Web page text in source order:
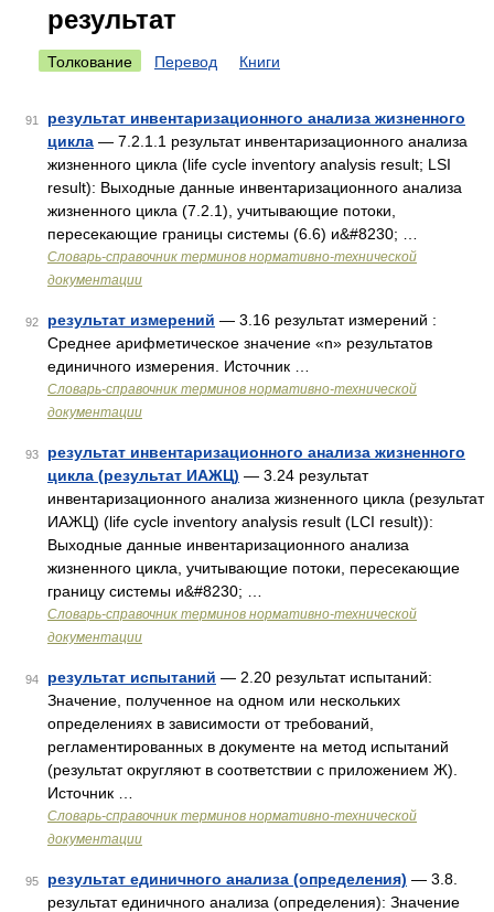
результат
Толкование Перевод Книги
91
результат инвентаризационного анализа жизненного
цикла — 7.2.1.1 результат инвентаризационного анализа
жизненного цикла (life cycle inventory analysis result; LSI
result): Выходные данные инвентаризационного анализа
жизненного цикла (7.2.1), учитывающие потоки,
пересекающие границы системы (6.6) и&#8230; …
Словарь-справочник терминов нормативно-технической
документации
92 результат измерений — 3.16 результат измерений :
Среднее арифметическое значение «n» результатов
единичного измерения. Источник …
Словарь-справочник терминов нормативно-технической
документации
93
результат инвентаризационного анализа жизненного
цикла (результат ИАЖЦ) — 3.24 результат
инвентаризационного анализа жизненного цикла (результат
ИАЖЦ) (life cycle inventory analysis result (LCI result)):
Выходные данные инвентаризационного анализа
жизненного цикла, учитывающие потоки, пересекающие
границу системы и&#8230; …
Словарь-справочник терминов нормативно-технической
документации
94 результат испытаний — 2.20 результат испытаний:
Значение, полученное на одном или нескольких
определениях в зависимости от требований,
регламентированных в документе на метод испытаний
(результат округляют в соответствии с приложением Ж).
Источник …
Словарь-справочник терминов нормативно-технической
документации
95 результат единичного анализа (определения) — 3.8.
результат единичного анализа (определения): Значение